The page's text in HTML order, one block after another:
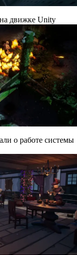
движке Unity
о работе системы